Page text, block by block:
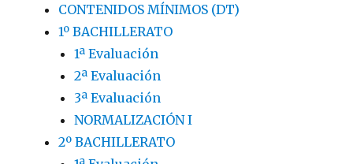
CONTENIDOS MÍNIMOS (DT)
1º BACHILLERATO
1ª Evaluación
2ª Evaluación
3ª Evaluación
NORMALIZACIÓN I
2º BACHILLERATO